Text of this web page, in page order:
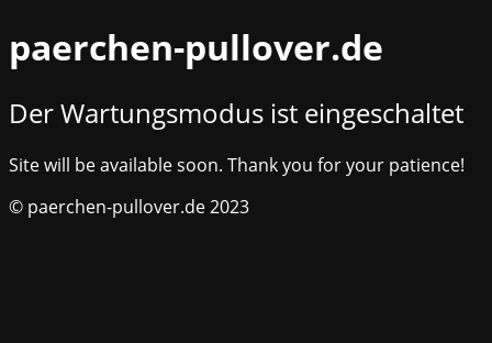
paerchen-pullover.de
Der Wartungsmodus ist eingeschaltet
Site will be available soon. Thank you for your patience!
© paerchen-pullover.de 2023